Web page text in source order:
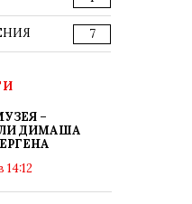
7
–
ДИМАША
14:12